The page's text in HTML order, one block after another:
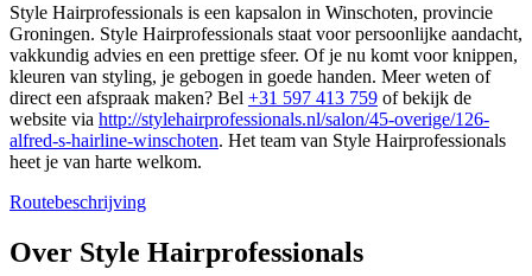
Style Hairprofessionals is een kapsalon in Winschoten, provincie
Groningen. Style Hairprofessionals staat voor persoonlijke aandacht,
vakkundig advies en een prettige sfeer. Of je nu komt voor knippen,
kleuren van styling, je gebogen in goede handen. Meer weten of
direct een afspraak maken? Bel +31 597 413 759 of bekijk de
website via http://stylehairprofessionals.nl/salon/45-overige/126-
alfred-s-hairline-winschoten. Het team van Style Hairprofessionals
heet je van harte welkom.
Routebeschrijving
+
Over Style Hairprofessionals